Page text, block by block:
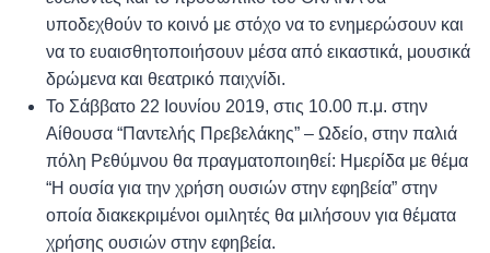
υποδεχθούν το κοινό με στόχο να το ενημερώσουν και
να το ευαισθητοποιήσουν μέσα από εικαστικά, μουσικά
δρώμενα και θεατρικό παιχνίδι.
Το Σάββατο 22 Ιουνίου 2019, στις 10.00 π.μ. στην
Αίθουσα “Παντελής Πρεβελάκης” – Ωδείο, στην παλιά
πόλη Ρεθύμνου θα πραγματοποιηθεί: Ημερίδα με θέμα
“Η ουσία για την χρήση ουσιών στην εφηβεία” στην
οποία διακεκριμένοι ομιλητές θα μιλήσουν για θέματα
χρήσης ουσιών στην εφηβεία.